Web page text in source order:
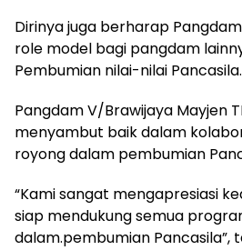
Dirinya juga berharap
role model bagi pangdam
Pembumian nilai-nilai Pancasila.
Pangdam V/Brawijaya Mayjen
menyambut baik dalam
royong dalam pembumian
“Kami sangat mengapresiasi
siap mendukung semua
dalam.pembumian Pancasila”,